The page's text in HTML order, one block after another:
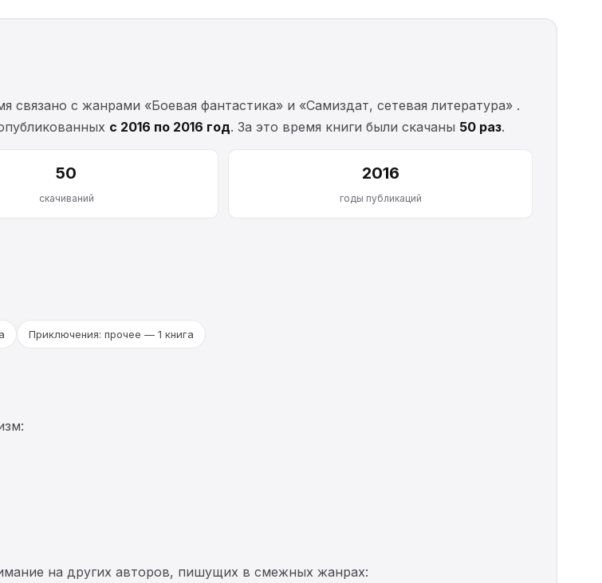
с жанрами «Боевая фантастика» и «Самиздат, сетевая литература» .
с 2016 по 2016 год. За это время книги были скачаны 50 раз.
50
скачиваний
2016
годы публикаций
Приключения: прочее — 1 книга
на других авторов, пишущих в смежных жанрах: